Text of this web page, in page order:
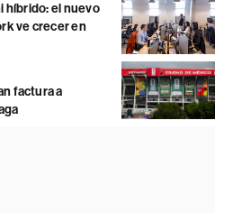
híbrido: el nuevo
ve crecer en
factura a